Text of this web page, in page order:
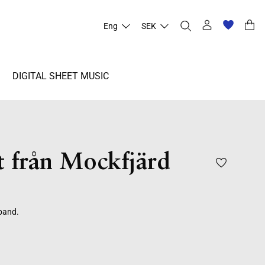
Eng SEK
DIGITAL SHEET MUSIC
från Mockfjärd